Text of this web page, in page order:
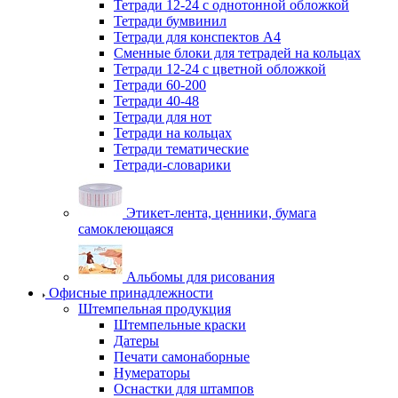
Тетради 12-24 с однотонной обложкой
Тетради бумвинил
Тетради для конспектов А4
Сменные блоки для тетрадей на кольцах
Тетради 12-24 с цветной обложкой
Тетради 60-200
Тетради 40-48
Тетради для нот
Тетради на кольцах
Тетради тематические
Тетради-словарики
Этикет-лента, ценники, бумага
самоклеющаяся
Альбомы для рисования
Офисные принадлежности
Штемпельная продукция
Штемпельные краски
Датеры
Печати самонаборные
Нумераторы
Оснастки для штампов